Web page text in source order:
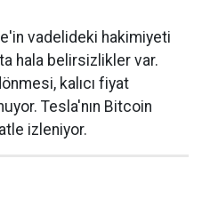
vadelideki hakimiyeti
hala belirsizlikler var.
kalıcı fiyat
Tesla'nın Bitcoin
izleniyor.